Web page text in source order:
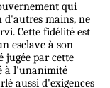
qui
d'autres mains, ne
Cette fidélité est
esclave à son
jugée par cette
à l'unanimité
aussi d'exigences